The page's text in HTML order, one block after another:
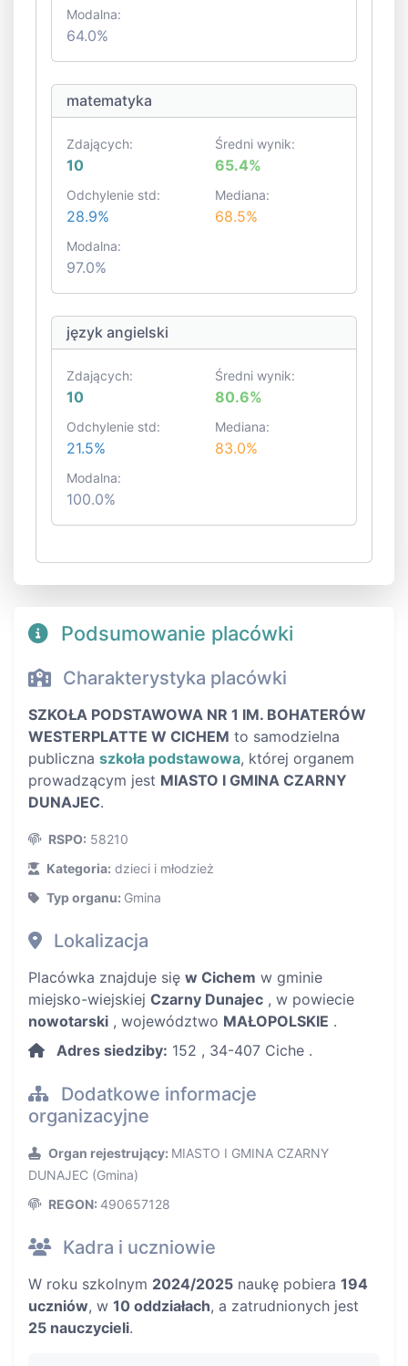
Modalna:
64.0%
matematyka
Zdających:
10
Średni wynik:
65.4%
Odchylenie std:
28.9%
Mediana:
68.5%
Modalna:
97.0%
język angielski
Zdających:
10
Średni wynik:
80.6%
Odchylenie std:
21.5%
Mediana:
83.0%
Modalna:
100.0%
Podsumowanie placówki
Charakterystyka placówki
SZKOŁA PODSTAWOWA NR 1 IM. BOHATERÓW
WESTERPLATTE W CICHEM to samodzielna
publiczna szkoła podstawowa, której organem
prowadzącym jest MIASTO I GMINA CZARNY
DUNAJEC.
RSPO: 58210
Kategoria: dzieci i młodzież
Typ organu: Gmina
Lokalizacja
Placówka znajduje się w Cichem w gminie
miejsko-wiejskiej Czarny Dunajec , w powiecie
nowotarski , województwo MAŁOPOLSKIE .
Adres siedziby: 152 , 34-407 Ciche .
Dodatkowe informacje
organizacyjne
Organ rejestrujący: MIASTO I GMINA CZARNY
DUNAJEC (Gmina)
REGON: 490657128
Kadra i uczniowie
W roku szkolnym 2024/2025 naukę pobiera 194
uczniów, w 10 oddziałach, a zatrudnionych jest
25 nauczycieli.